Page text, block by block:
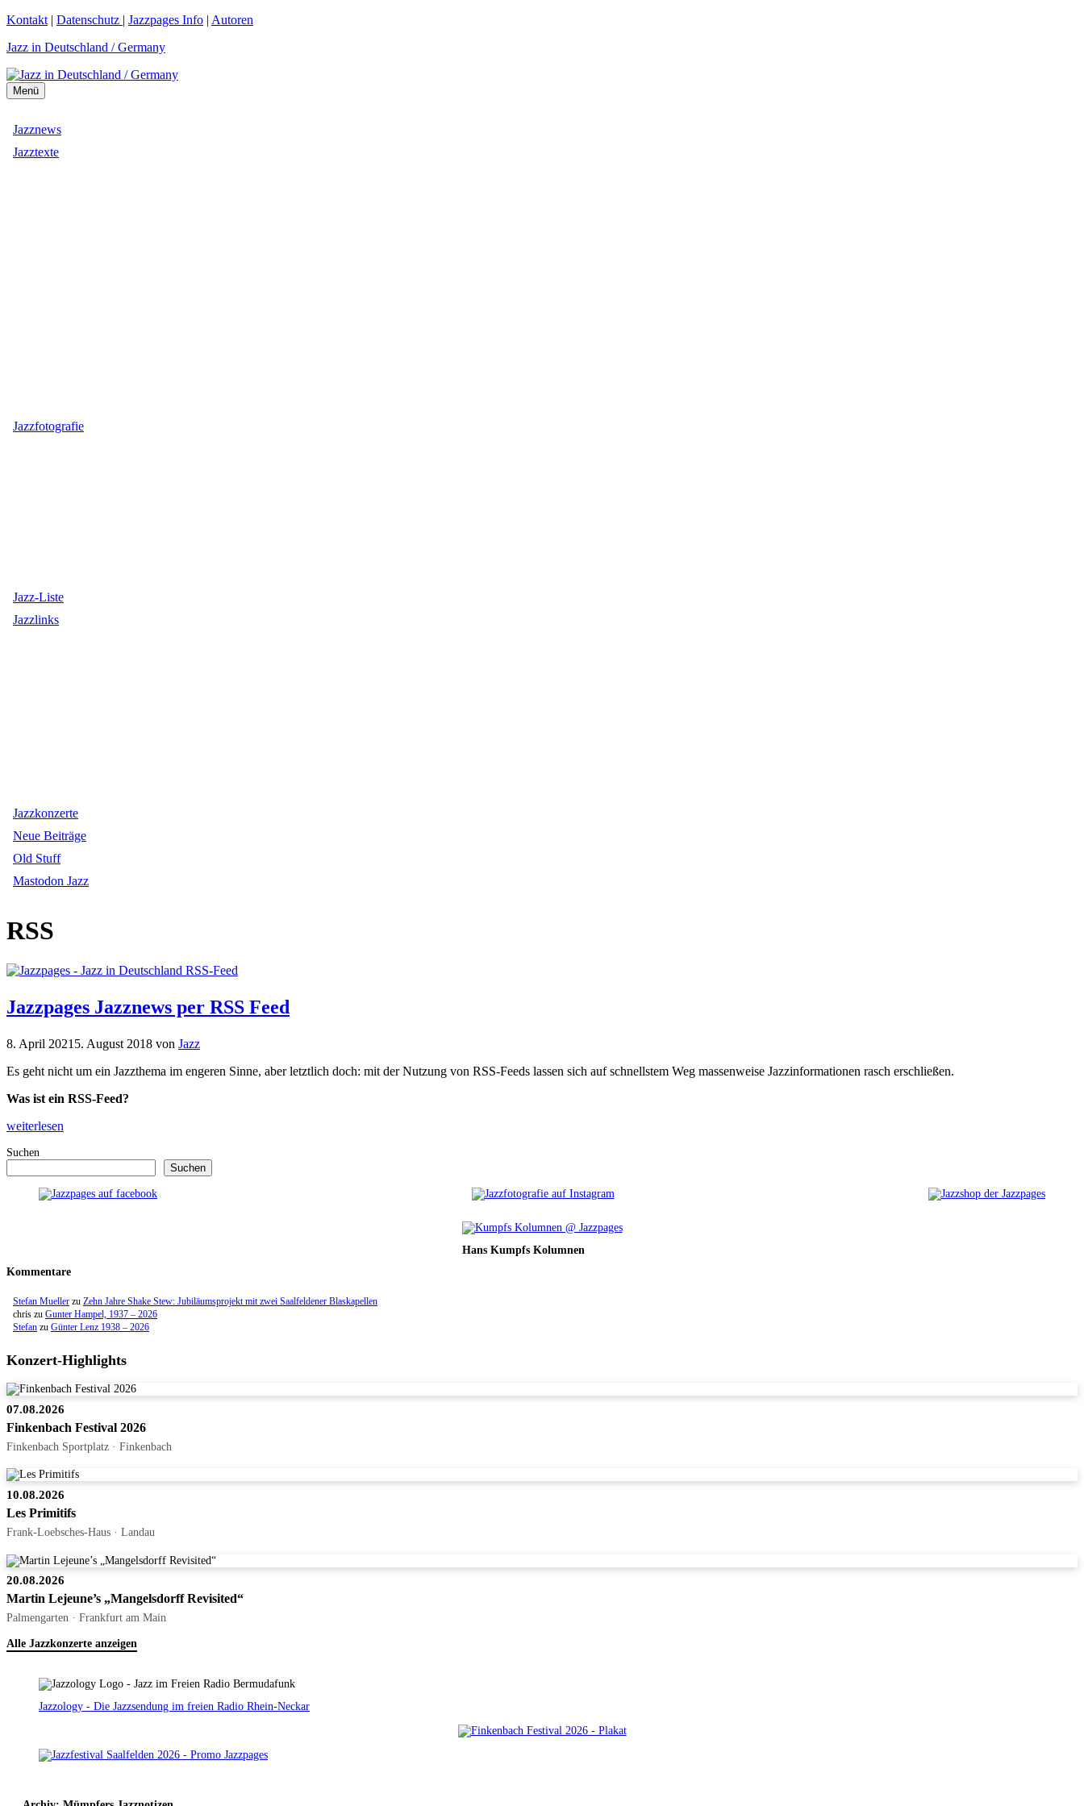
Zum
springen
Kontakt | Datenschutz | Jazzpages Info | Autoren
Jazz in Deutschland / Germany
Menü
Jazznews
Jazztexte
Jazzfotografie
Jazz-Liste
Jazzlinks
Jazzkonzerte
Neue Beiträge
Old Stuff
Mastodon Jazz
RSS
Jazzpages Jazznews per RSS Feed
8. April 2021 5. August 2018 von Jazz
Es geht nicht um ein Jazzthema im engeren Sinne, aber letztlich doch: mit der Nutzung von RSS-Feeds lassen sich auf schnellstem Weg massenweise Jazzinformationen rasch erschließen.
Was ist ein RSS-Feed?
weiterlesen
Suchen
Suchen
Hans Kumpfs Kolumnen
Kommentare
Stefan Mueller zu Zehn Jahre Shake Stew: Jubiläumsprojekt mit zwei Saalfeldener Blaskapellen
chris zu Gunter Hampel, 1937 – 2026
Stefan zu Günter Lenz 1938 – 2026
Konzert-Highlights
07.08.2026
Finkenbach Festival 2026
Finkenbach Sportplatz · Finkenbach
10.08.2026
Les Primitifs
Frank-Loebsches-Haus · Landau
20.08.2026
Martin Lejeune’s „Mangelsdorff Revisited“
Palmengarten · Frankfurt am Main
Alle Jazzkonzerte anzeigen
Jazzology - Die Jazzsendung im freien Radio Rhein-Neckar